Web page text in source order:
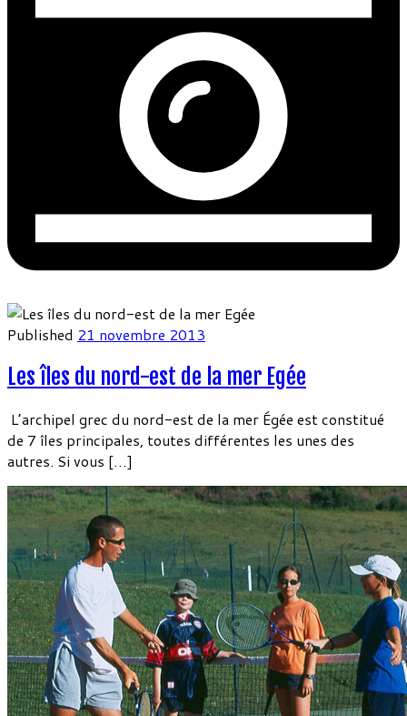
Published 21 novembre 2013
Les îles du nord-est de la mer Egée
L’archipel grec du nord-est de la mer Égée est constitué
de 7 îles principales, toutes différentes les unes des
autres. Si vous […]